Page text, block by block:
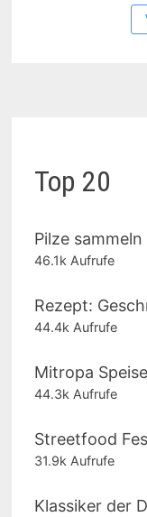
Top 20
Pilze
46.1k Aufrufe
Rezept:
44.4k Aufrufe
Mitropa
44.3k Aufrufe
Streetfood
31.9k Aufrufe
Klassiker der